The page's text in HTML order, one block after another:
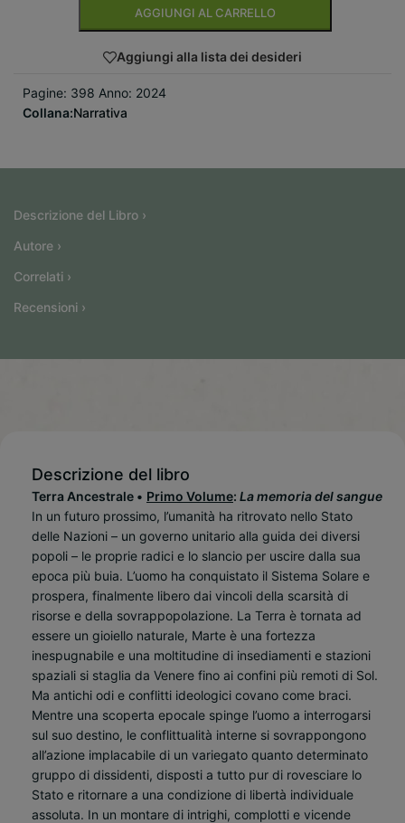
AGGIUNGI AL CARRELLO
Aggiungi alla lista dei desideri
Pagine: 398 Anno: 2024
Collana:Narrativa
Descrizione del Libro ›
Autore ›
Correlati ›
Recensioni ›
Descrizione del libro
Terra Ancestrale • Primo Volume: La memoria del sangue
In un futuro prossimo, l’umanità ha ritrovato nello Stato
delle Nazioni – un governo unitario alla guida dei diversi
popoli – le proprie radici e lo slancio per uscire dalla sua
epoca più buia. L’uomo ha conquistato il Sistema Solare e
prospera, finalmente libero dai vincoli della scarsità di
risorse e della sovrappopolazione. La Terra è tornata ad
essere un gioiello naturale, Marte è una fortezza
inespugnabile e una moltitudine di insediamenti e stazioni
spaziali si staglia da Venere fino ai confini più remoti di Sol.
Ma antichi odi e conflitti ideologici covano come braci.
Mentre una scoperta epocale spinge l’uomo a interrogarsi
sul suo destino, le conflittualità interne si sovrappongono
all’azione implacabile di un variegato quanto determinato
gruppo di dissidenti, disposti a tutto pur di rovesciare lo
Stato e ritornare a una condizione di libertà individuale
assoluta. In un montare di intrighi, complotti e vicende